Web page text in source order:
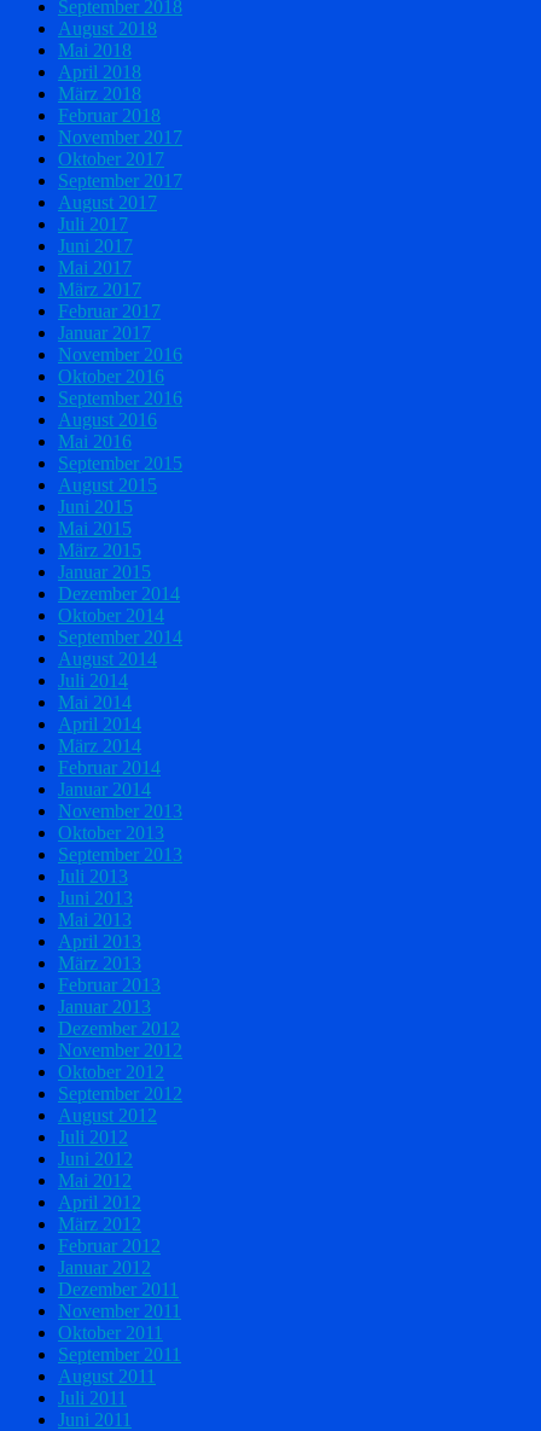
September 2018
August 2018
Mai 2018
April 2018
März 2018
Februar 2018
November 2017
Oktober 2017
September 2017
August 2017
Juli 2017
Juni 2017
Mai 2017
März 2017
Februar 2017
Januar 2017
November 2016
Oktober 2016
September 2016
August 2016
Mai 2016
September 2015
August 2015
Juni 2015
Mai 2015
März 2015
Januar 2015
Dezember 2014
Oktober 2014
September 2014
August 2014
Juli 2014
Mai 2014
April 2014
März 2014
Februar 2014
Januar 2014
November 2013
Oktober 2013
September 2013
Juli 2013
Juni 2013
Mai 2013
April 2013
März 2013
Februar 2013
Januar 2013
Dezember 2012
November 2012
Oktober 2012
September 2012
August 2012
Juli 2012
Juni 2012
Mai 2012
April 2012
März 2012
Februar 2012
Januar 2012
Dezember 2011
November 2011
Oktober 2011
September 2011
August 2011
Juli 2011
Juni 2011